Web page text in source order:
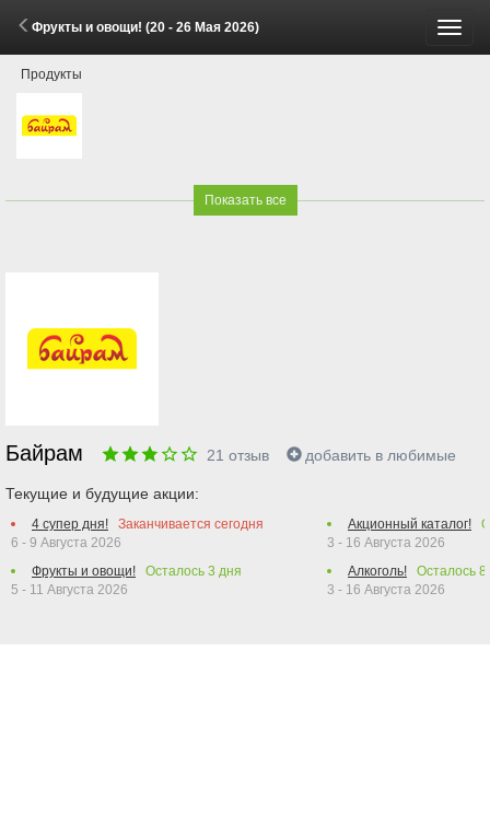
Фрукты и овощи! (20 - 26 Мая 2026)
Продукты
Показать все
Байрам 21 отзыв добавить в любимые
Текущие и будущие акции:
4 супер дня!
Заканчивается сегодня
6 - 9 Августа 2026
Фрукты и овощи!
Осталось 3 дня
5 - 11 Августа 2026
Акционный каталог!
3 - 16 Августа 2026
Алкоголь!
Осталось 8
3 - 16 Августа 2026